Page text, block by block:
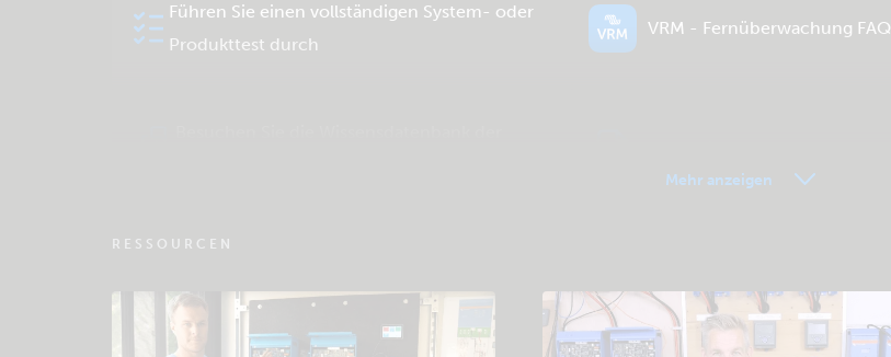
Führen Sie einen vollständigen System- oder
Produkttest durch
VRM - Fernüberwachung FAQ
Mehr anzeigen
RESSOURCEN